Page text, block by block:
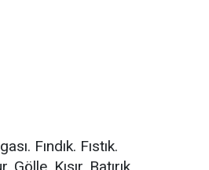
Fındık. Fıstık.